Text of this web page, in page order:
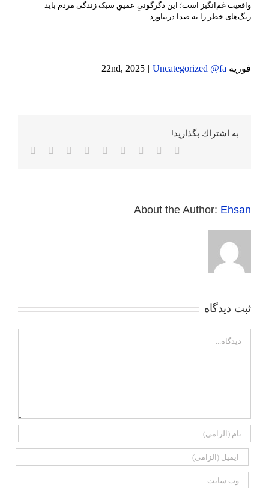
واقعیت غم‌انگیز است؛ این دگرگونیِ عمیقِ سبک زندگی مردم باید
زنگ‌های خطر را به صدا دربیاورد
فوریه 22nd, 2025 | Uncategorized @fa
به اشتراك بگذاريد!
Facebook
Twitter
Reddit
LinkedIn
WhatsApp
Tumblr
Pinterest
About the Author: Ehsan
ثبت ديدگاه